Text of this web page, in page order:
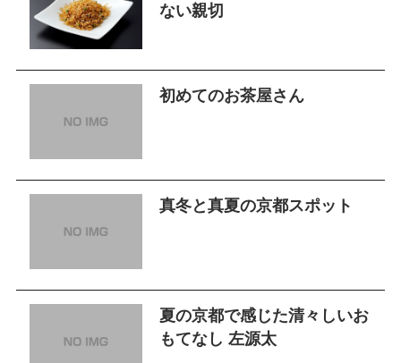
ない親切
初めてのお茶屋さん
真冬と真夏の京都スポット
夏の京都で感じた清々しいお
もてなし 左源太